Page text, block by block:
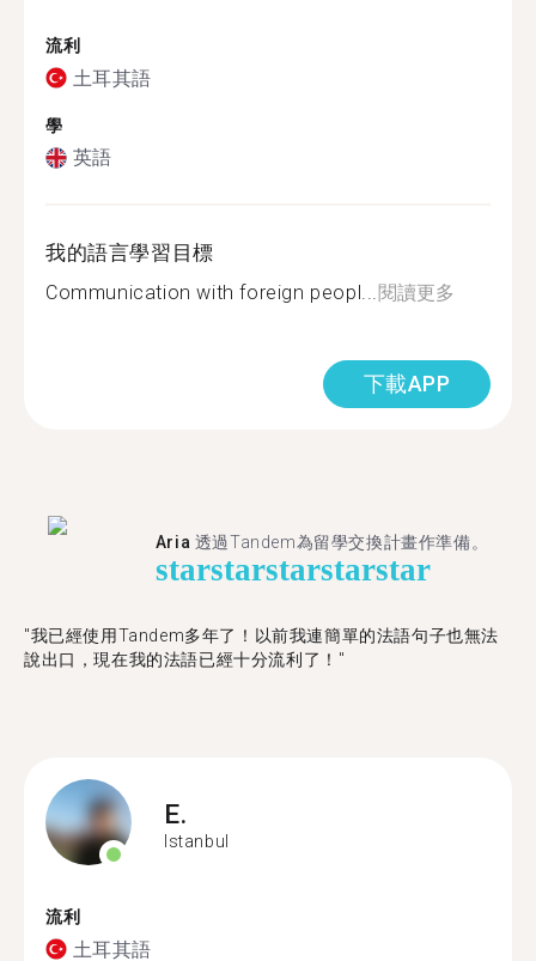
流利
土耳其語
學
英語
我的語言學習目標
Communication with foreign peopl...閱讀更多
下載APP
Aria 透過Tandem為留學交換計畫作準備。
starstarstarstarstar
"我已經使用Tandem多年了！以前我連簡單的法語句子也無法
說出口，現在我的法語已經十分流利了！"
E.
Istanbul
流利
土耳其語